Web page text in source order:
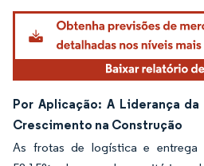
Por Aplicação: A Liderança
Crescimento na Construção
As frotas de logística e entrega